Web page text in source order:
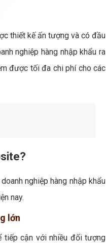
thiết kế ấn tượng và có đầu
nghiệp hàng nhập khẩu ra
được tối đa chi phí cho các
nghiệp hàng nhập khẩu
nay.
lớn
tiếp cận với nhiều đối tượng